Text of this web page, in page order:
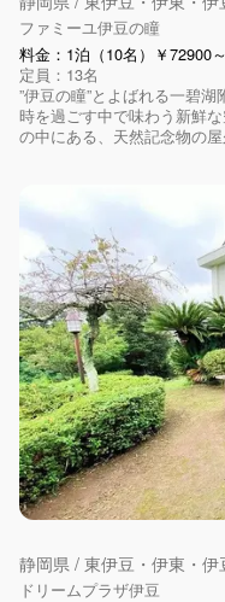
ファミーユ伊豆の瞳
料金：1泊（10名）￥72900～
定員：13名
”伊豆の瞳”とよばれる一碧
時を過ごす中で味わう新鮮
の中にある、天然記念物の
静岡県 / 東伊豆・伊東・
ドリームプラザ伊豆